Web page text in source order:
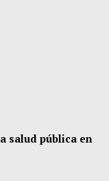
salud pública en